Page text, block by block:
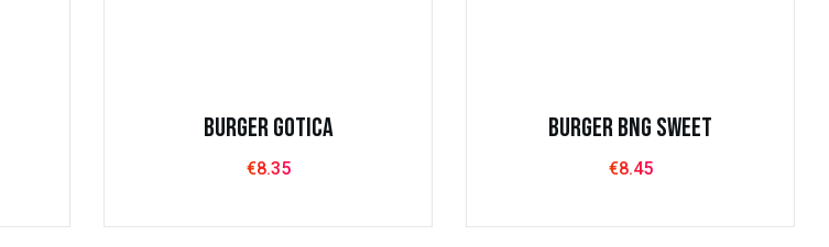
Burger Gotica
€8.35
Burger BNG Sweet
€8.45